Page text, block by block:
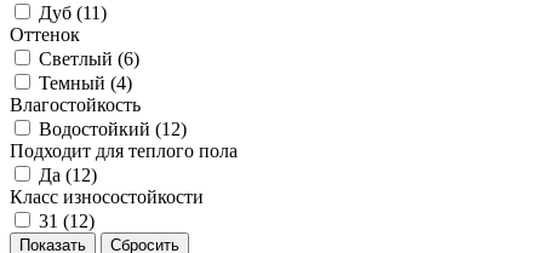
Дуб (11)
Оттенок
Светлый (6)
Темный (4)
Влагостойкость
Водостойкий (12)
Подходит для теплого пола
Да (12)
Класс износостойкости
31 (12)